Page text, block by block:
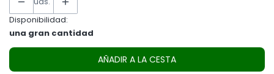
Disponibilidad:
una gran cantidad
AÑADIR A LA CESTA